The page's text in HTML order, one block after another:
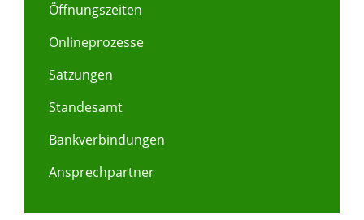
Öffnungszeiten
Onlineprozesse
Satzungen
Standesamt
Bankverbindungen
Ansprechpartner